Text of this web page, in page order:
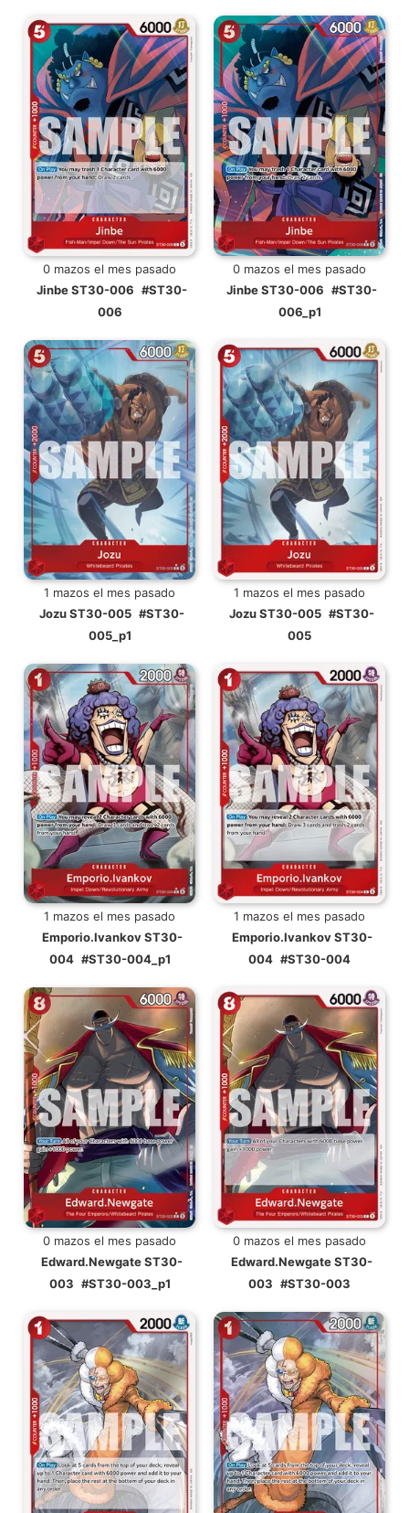
0 mazos el mes pasado
Jinbe ST30-006 #ST30-
006
0 mazos el mes pasado
Jinbe ST30-006 #ST30-
006_p1
1 mazos el mes pasado
Jozu ST30-005 #ST30-
005_p1
1 mazos el mes pasado
Jozu ST30-005 #ST30-
005
1 mazos el mes pasado
Emporio.Ivankov ST30-
004 #ST30-004_p1
1 mazos el mes pasado
Emporio.Ivankov ST30-
004 #ST30-004
0 mazos el mes pasado
Edward.Newgate ST30-
003 #ST30-003_p1
0 mazos el mes pasado
Edward.Newgate ST30-
003 #ST30-003